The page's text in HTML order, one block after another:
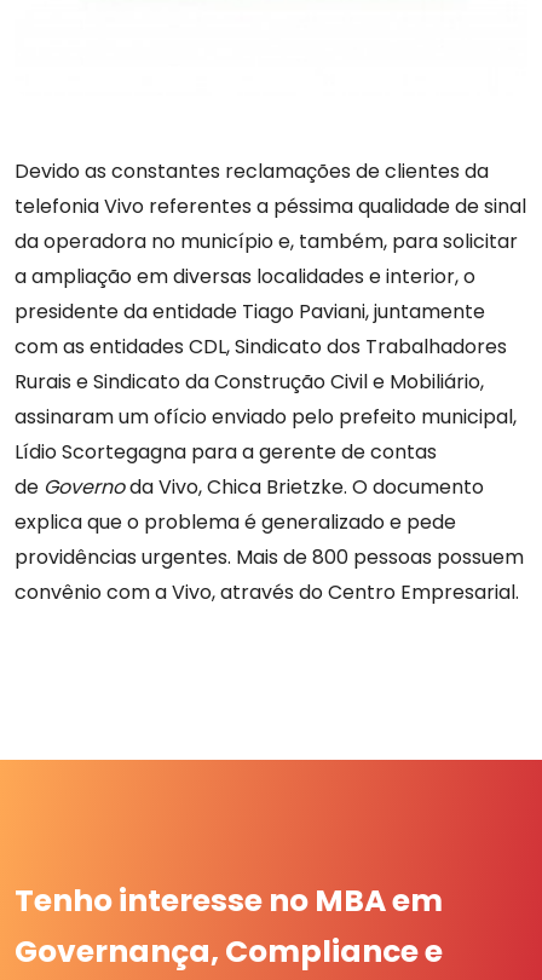
Devido as constantes reclamações de clientes da
telefonia Vivo referentes a péssima qualidade de sinal
da operadora no município e, também, para solicitar
a ampliação em diversas localidades e interior, o
presidente da entidade Tiago Paviani, juntamente
com as entidades CDL, Sindicato dos Trabalhadores
Rurais e Sindicato da Construção Civil e Mobiliário,
assinaram um ofício enviado pelo prefeito municipal,
Lídio Scortegagna para a gerente decontas
de Governoda Vivo, Chica Brietzke. O documento
explica que o problema é generalizado e pede
providências urgentes. Mais de 800 pessoas possuem
convênio com a Vivo, através do Centro Empresarial.
Tenho interesse no MBA em
Governança, Compliance e